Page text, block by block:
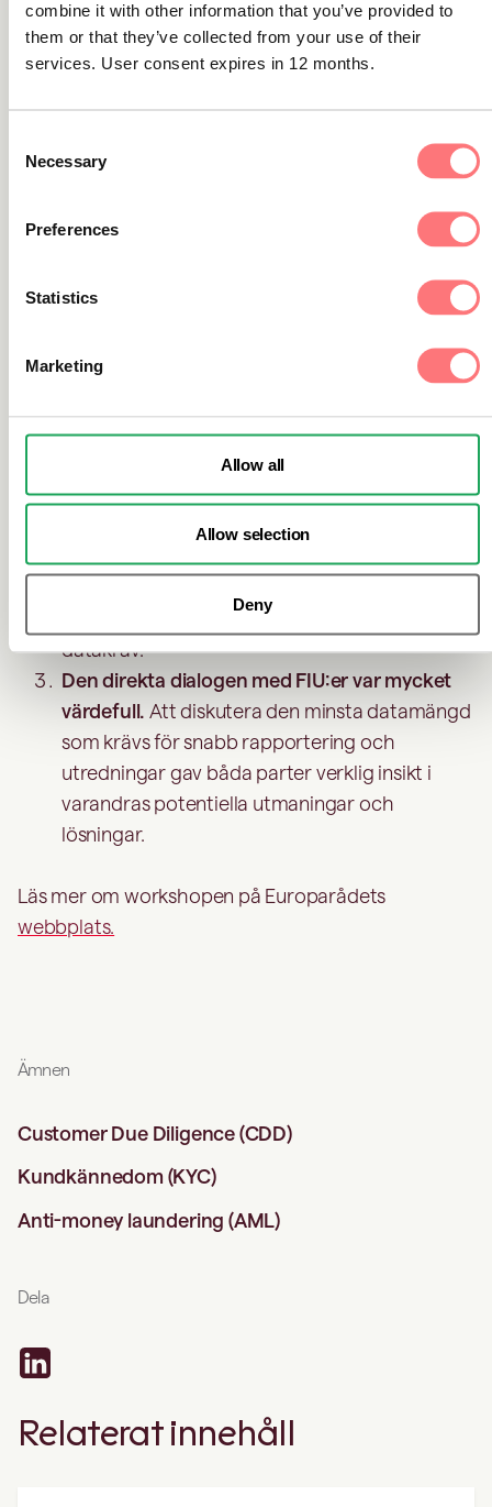
combine it with other information that you’ve provided to
them or that they’ve collected from your use of their
services. User consent expires in 12 months.
Selection
Necessary
Preferences
Statistics
Marketing
Allow all
Allow selection
Deny
helhetsperspektiv.
Det fanns en tydlig känsla av gemensamt ansvar.
Alla hade möjlighet att bidra, dela insikter och
övergripande målet att bekämpa finansiell
Vilka var dina tre viktigaste
insikter från workshopen?
Ur en teknikleverantörs perspektiv är
att inkluderas i diskussionernai detta skede är
mycket värdefullt. Det är inget vi tar för givet.
Workshopen var väl faciliterad och hade
Detta hjälpte oss att hålla
diskussionerna fokuserade och produktiva,
mellan övergripande frågor och detaljerade
datakrav.
Den direkta dialogen med FIU:er var mycket
värdefull. Att diskutera den minsta datamängd
som krävs för snabb rapportering och
utredningar gav båda parter verklig insikt i
varandras potentiella utmaningar och
lösningar.
Läs mer om workshopen på Europarådets
webbplats.
Ämnen
Customer Due Diligence (CDD)
Kundkännedom (KYC)
Anti-money laundering (AML)
Dela
Relaterat innehåll